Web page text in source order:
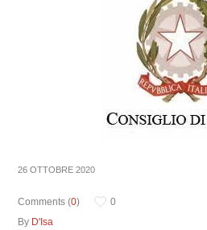
26 OTTOBRE 2020
Comments (0)
0
By D'Isa